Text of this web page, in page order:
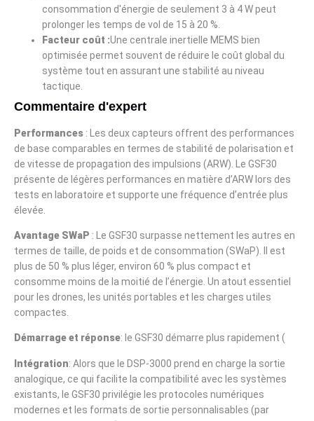
consommation d'énergie de seulement 3 à 4 W peut
prolonger les temps de vol de 15 à 20 %.
Facteur coût :Une centrale inertielle MEMS bien
optimisée permet souvent de réduire le coût global du
système tout en assurant une stabilité au niveau
tactique.
Commentaire d'expert
Performances : Les deux capteurs offrent des performances
de base comparables en termes de stabilité de polarisation et
de vitesse de propagation des impulsions (ARW). Le GSF30
présente de légères performances en matière d’ARW lors des
tests en laboratoire et supporte une fréquence d’entrée plus
élevée.
Avantage SWaP : Le GSF30 surpasse nettement les autres en
termes de taille, de poids et de consommation (SWaP). Il est
plus de 50 % plus léger, environ 60 % plus compact et
consomme moins de la moitié de l’énergie. Un atout essentiel
pour les drones, les unités portables et les charges utiles
compactes.
Démarrage et réponse: le GSF30 démarre plus rapidement (
Intégration: Alors que le DSP-3000 prend en charge la sortie
analogique, ce qui facilite la compatibilité avec les systèmes
existants, le GSF30 privilégie les protocoles numériques
modernes et les formats de sortie personnalisables (par